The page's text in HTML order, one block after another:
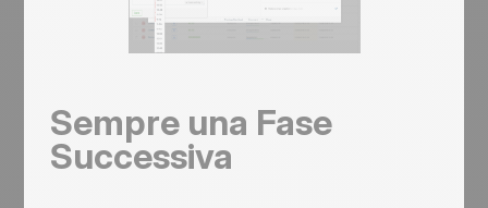
Sempre una Fase
Successiva